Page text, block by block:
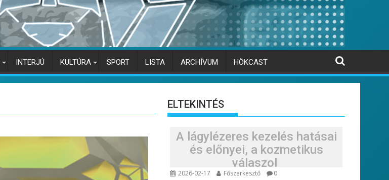
INTERJÚ KULTÚRA SPORT LISTA ARCHÍVUM HÖKCAST
ELTEKINTÉS
A lágylézeres kezelés hatásai
és előnyei, a kozmetikus
válaszol
2026-02-17 Főszerkesztő 0